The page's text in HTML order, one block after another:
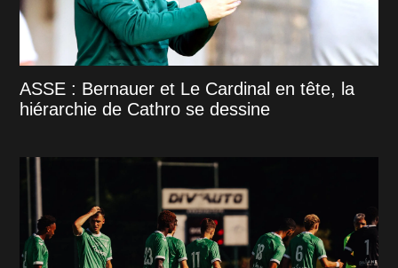
ASSE : Bernauer et Le Cardinal en tête, la
hiérarchie de Cathro se dessine